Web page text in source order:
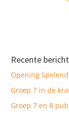
Recente
Opening
Groep 7 in de
Groep 7 en 8